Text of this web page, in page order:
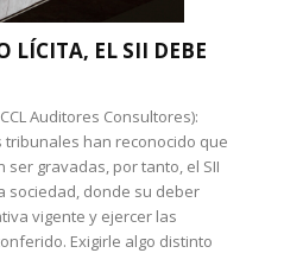
LÍCITA, EL SII DEBE
Auditores Consultores):
tribunales han reconocido que
gravadas, por tanto, el SII
sociedad, donde su deber
vigente y ejercer las
Exigirle algo distinto